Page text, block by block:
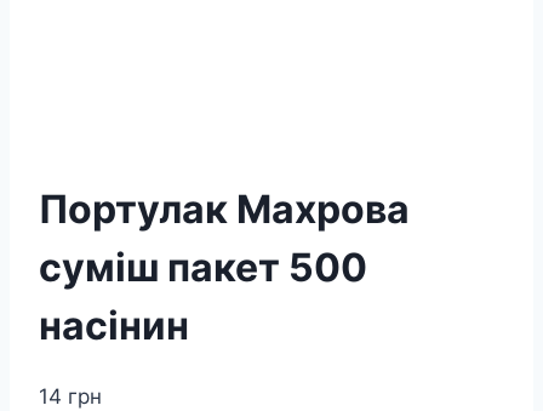
Портулак Махрова
суміш пакет 500
насінин
14 грн